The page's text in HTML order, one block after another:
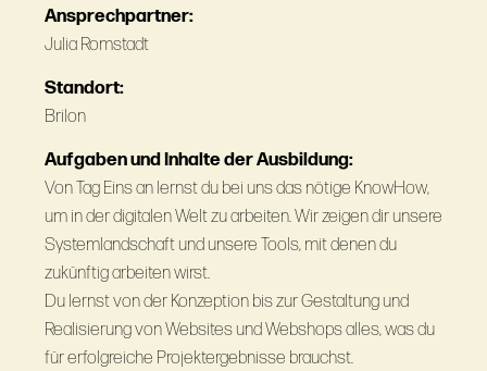
Ansprechpartner:
Julia Romstadt
Standort:
Brilon
Aufgaben und Inhalte der Ausbildung:
Von Tag Eins an lernst du bei uns das nötige KnowHow,
um in der digitalen Welt zu arbeiten. Wir zeigen dir unsere
Systemlandschaft und unsere Tools, mit denen du
zukünftig arbeiten wirst.
Du lernst von der Konzeption bis zur Gestaltung und
Realisierung von Websites und Webshops alles, was du
für erfolgreiche Projektergebnisse brauchst.